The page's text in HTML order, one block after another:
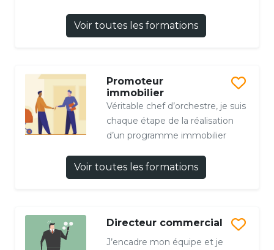
Voir toutes les formations
Promoteur
immobilier
Véritable chef d’orchestre, je suis
chaque étape de la réalisation
d’un programme immobilier
Voir toutes les formations
Directeur commercial
J’encadre mon équipe et je